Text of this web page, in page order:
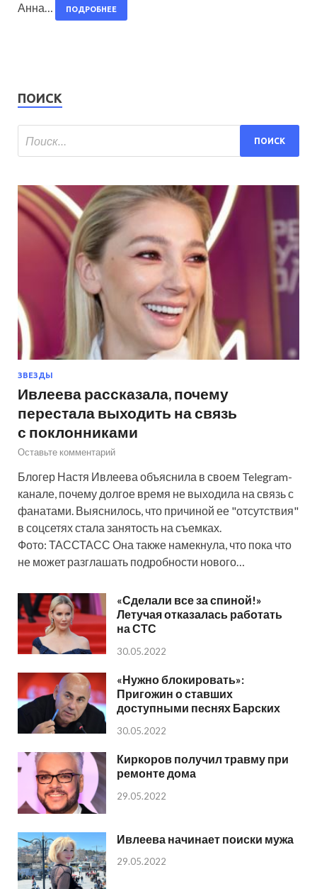
Анна…
ПОДРОБНЕЕ
ПОИСК
ЗВЕЗДЫ
Ивлеева рассказала, почему
перестала выходить на связь
с поклонниками
Оставьте комментарий
Блогер Настя Ивлеева объяснила в своем Telegram-
канале, почему долгое время не выходила на связь с
фанатами. Выяснилось, что причиной ее "отсутствия"
в соцсетях стала занятость на съемках.
Фото: ТАССТАСС Она также намекнула, что пока что
не может разглашать подробности нового…
«Сделали все за спиной!»
Летучая отказалась работать
на СТС
30.05.2022
«Нужно блокировать»:
Пригожин о ставших
доступными песнях Барских
30.05.2022
Киркоров получил травму при
ремонте дома
29.05.2022
Ивлеева начинает поиски мужа
29.05.2022